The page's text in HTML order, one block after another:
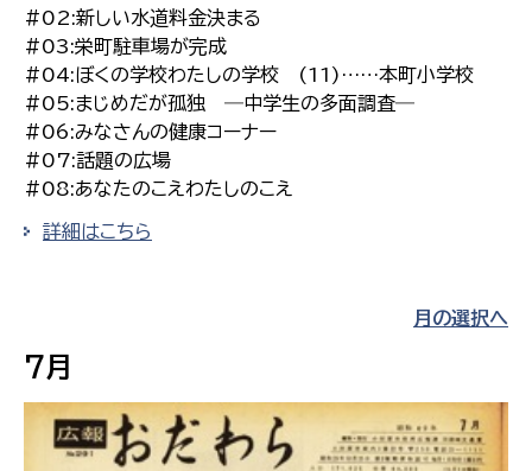
#02:新しい水道料金決まる
#03:栄町駐車場が完成
#04:ぼくの学校わたしの学校 (11)……本町小学校
#05:まじめだが孤独 ―中学生の多面調査―
#06:みなさんの健康コーナー
#07:話題の広場
#08:あなたのこえわたしのこえ
詳細はこちら
月の選択へ
7月